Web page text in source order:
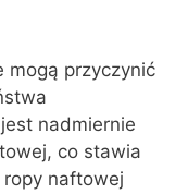
mogą przyczynić
nadmiernie
co stawia
naftowej